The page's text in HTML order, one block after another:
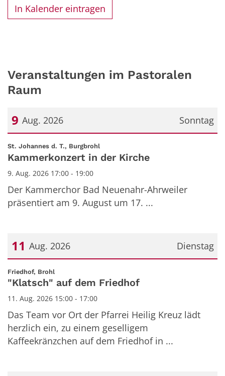
In Kalender eintragen
Veranstaltungen im Pastoralen
Raum
Sonntag
9 Aug. 2026
Datum: 9. August 2026
St. Johannes d. T., Burgbrohl
Kammerkonzert in der Kirche
9. Aug. 2026 17:00 - 19:00
Der Kammerchor Bad Neuenahr-Ahrweiler
präsentiert am 9. August um 17. ...
Dienstag
11 Aug. 2026
Datum: 11. August 2026
Friedhof, Brohl
"Klatsch" auf dem Friedhof
11. Aug. 2026 15:00 - 17:00
Das Team vor Ort der Pfarrei Heilig Kreuz lädt
herzlich ein, zu einem geselligem
Kaffeekränzchen auf dem Friedhof in ...